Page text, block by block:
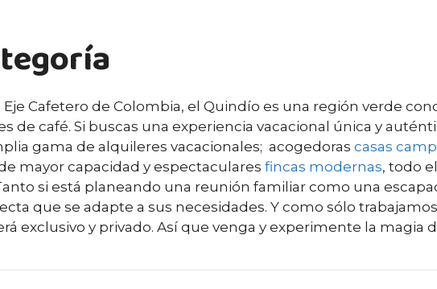
Cafetero de Colombia, el Quindío es una región verde
de café. Si buscas una experiencia vacacional única y
gama de alquileres vacacionales; acogedoras casas
mayor capacidad y espectaculares fincas modernas, todo
si está planeando una reunión familiar como una
que se adapte a sus necesidades. Y como sólo
exclusivo y privado. Así que venga y experimente la magia